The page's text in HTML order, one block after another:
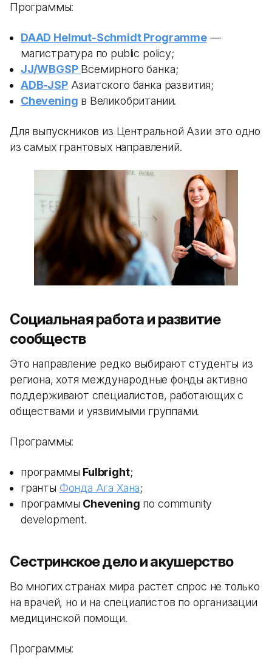
Программы:
DAAD Helmut-Schmidt Programme—
магистратура по public policy;
JJ/WBGSP Всемирного банка;
ADB-JSPАзиатского банка развития;
Chevening в Великобритании.
Для выпускников из Центральной Азии это одно
из самых грантовых направлений.
Социальная работа и развитие
сообществ
Это направление редко выбирают студенты из
региона, хотя международные фонды активно
поддерживают специалистов, работающих с
обществами и уязвимыми группами.
Программы:
программы Fulbright;
гранты Фонда Ага Хана;
программы Chevening по community
development.
Сестринское дело и акушерство
Во многих странах мира растет спрос не только
на врачей, но и на специалистов по организации
медицинской помощи.
Программы: